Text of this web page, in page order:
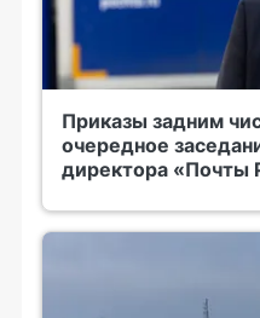
Приказы задним
очередное
директора «Почты